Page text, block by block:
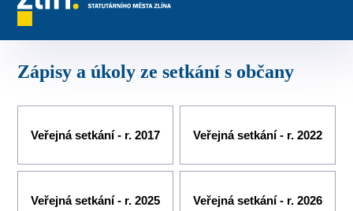
vyřídit Potřebuji zaplatit
Zápisy a úkoly ze setkání s občany
Veřejná setkání - r. 2017 Veřejná setkání - r. 2022
Veřejná setkání - r. 2025 Veřejná setkání - r. 2026